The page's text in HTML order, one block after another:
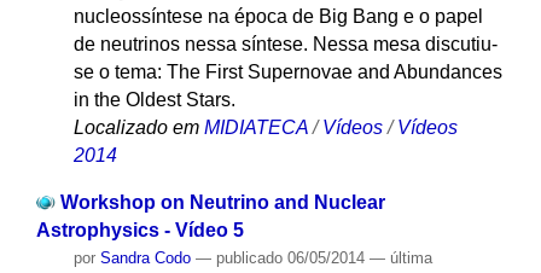
nucleossíntese na época de Big Bang e o papel
de neutrinos nessa síntese. Nessa mesa discutiu-
se o tema: The First Supernovae and Abundances
in the Oldest Stars.
Localizado em MIDIATECA /Vídeos /Vídeos
2014
Workshop on Neutrino and Nuclear
Astrophysics - Vídeo 5
por Sandra Codo — publicado06/05/2014 — última